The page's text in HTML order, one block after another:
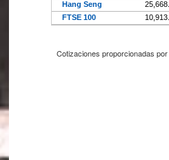
Cotizaciones proporcionadas por